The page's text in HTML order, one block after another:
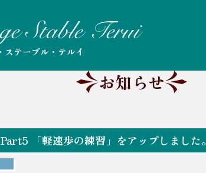
ステーブル・テルイ
お知らせ
「軽速歩の練習」をアップしました。